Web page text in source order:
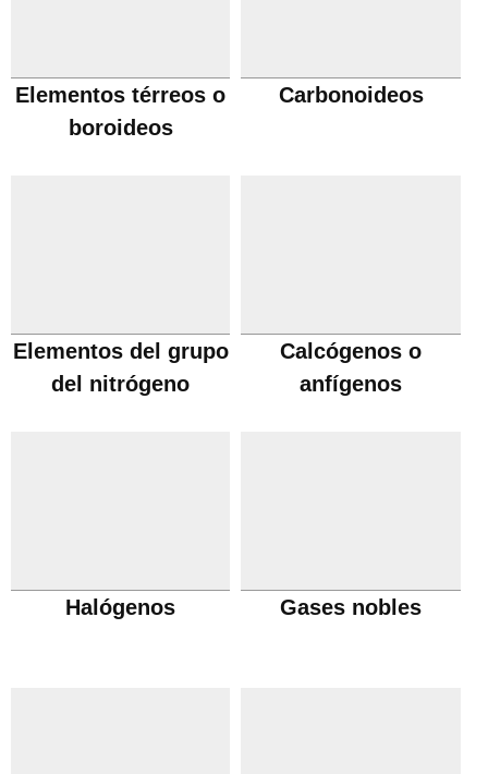
Elementos térreos o
boroideos
Carbonoideos
Elementos del grupo
del nitrógeno
Calcógenos o
anfígenos
Halógenos Gases nobles